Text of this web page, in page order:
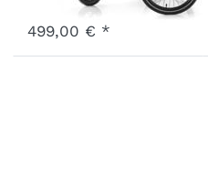
Ausverkauft - wird nachgeliefert, sobald wieder auf Lager.
499,00 € *